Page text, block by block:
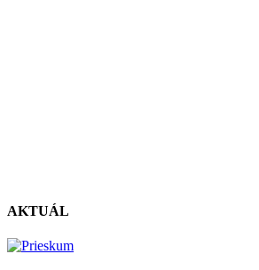
AKTUÁL